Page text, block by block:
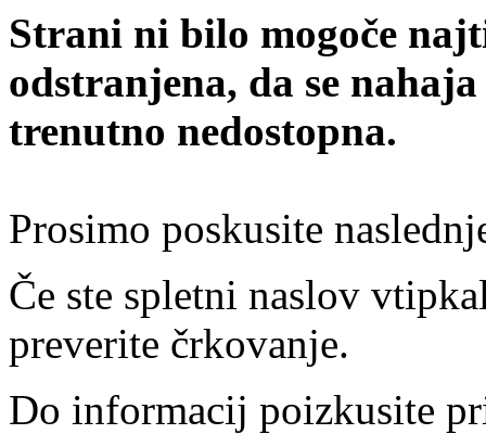
Strani ni bilo mogoče
odstranjena, da se
trenutno nedostopna.
Prosimo poskusite
Če ste spletni naslov
preverite črkovanje.
Do informacij poizkusite